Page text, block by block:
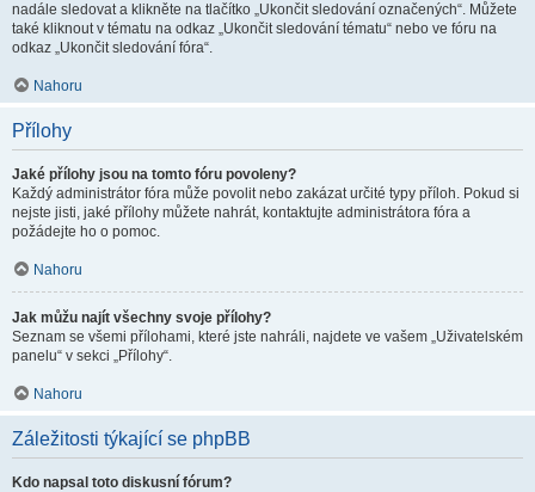
nadále sledovat a klikněte na tlačítko „Ukončit sledování označených“. Můžete
také kliknout v tématu na odkaz „Ukončit sledování tématu“ nebo ve fóru na
odkaz „Ukončit sledování fóra“.
Nahoru
Přílohy
Jaké přílohy jsou na tomto fóru povoleny?
Každý administrátor fóra může povolit nebo zakázat určité typy příloh. Pokud si
nejste jisti, jaké přílohy můžete nahrát, kontaktujte administrátora fóra a
požádejte ho o pomoc.
Nahoru
Jak můžu najít všechny svoje přílohy?
Seznam se všemi přílohami, které jste nahráli, najdete ve vašem „Uživatelském
panelu“ v sekci „Přílohy“.
Nahoru
Záležitosti týkající se phpBB
Kdo napsal toto diskusní fórum?